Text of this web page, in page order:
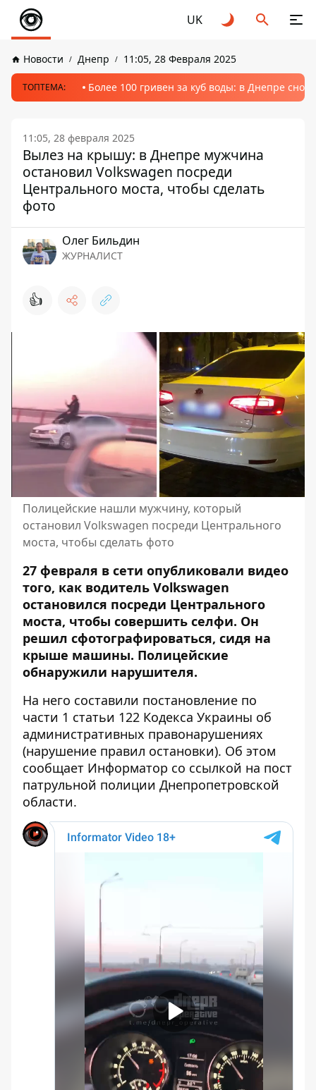
UK
Новости Днепр 11:05, 28 Февраля 2025
ТОПТЕМА: Более 100 гривен за куб воды: в Днепре
11:05, 28 февраля 2025
Вылез на крышу: в Днепре мужчина
остановил Volkswagen посреди
Центрального моста, чтобы сделать
фото
Олег Бильдин
ЖУРНАЛИСТ
👍
Полицейские нашли мужчину, который
остановил Volkswagen посреди Центрального
моста, чтобы сделать фото
27 февраля в сети опубликовали видео
того, как водитель Volkswagen
остановился посреди Центрального
моста, чтобы совершить селфи. Он
решил сфотографироваться, сидя на
крыше машины. Полицейские
обнаружили нарушителя.
На него составили постановление по
части 1 статьи 122 Кодекса Украины об
административных правонарушениях
(нарушение правил остановки). Об этом
сообщает Информатор со ссылкой на пост
патрульной полиции Днепропетровской
области.